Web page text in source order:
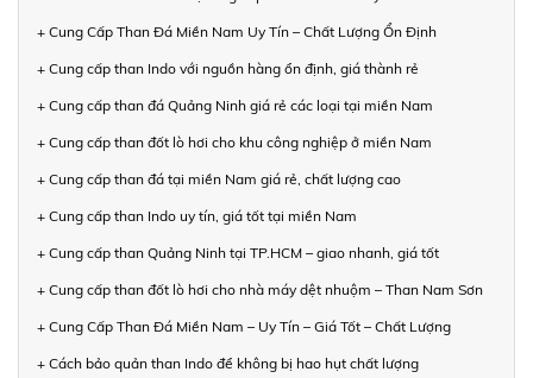
+ Cung Cấp Than Đá Miền Nam Uy Tín – Chất Lượng Ổn Định
+ Cung cấp than Indo với nguồn hàng ổn định, giá thành rẻ
+ Cung cấp than đá Quảng Ninh giá rẻ các loại tại miền Nam
+ Cung cấp than đốt lò hơi cho khu công nghiệp ở miền Nam
+ Cung cấp than đá tại miền Nam giá rẻ, chất lượng cao
+ Cung cấp than Indo uy tín, giá tốt tại miền Nam
+ Cung cấp than Quảng Ninh tại TP.HCM – giao nhanh, giá tốt
+ Cung cấp than đốt lò hơi cho nhà máy dệt nhuộm – Than Nam Sơn
+ Cung Cấp Than Đá Miền Nam – Uy Tín – Giá Tốt – Chất Lượng
+ Cách bảo quản than Indo để không bị hao hụt chất lượng